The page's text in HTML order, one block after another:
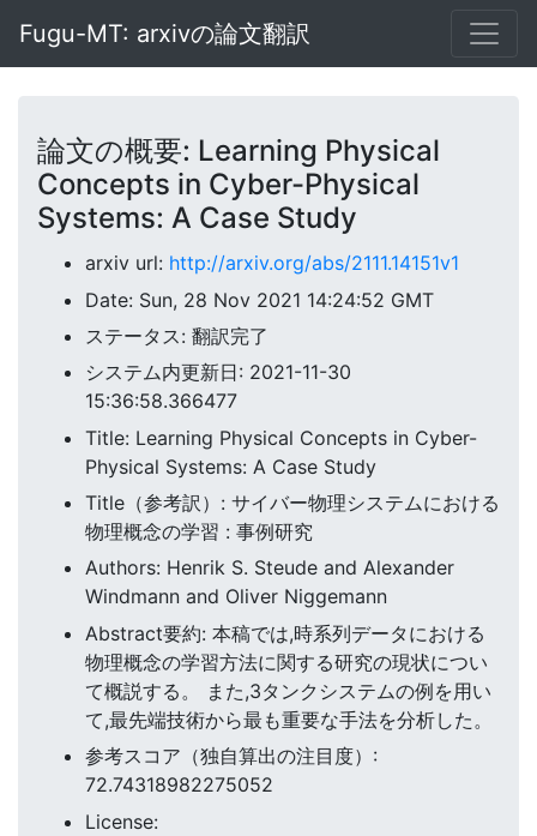
Fugu-MT: arxivの論文翻訳
論文の概要: Learning Physical
Concepts in Cyber-Physical
Systems: A Case Study
arxiv url: http://arxiv.org/abs/2111.14151v1
Date: Sun, 28 Nov 2021 14:24:52 GMT
ステータス: 翻訳完了
システム内更新日: 2021-11-30
15:36:58.366477
Title: Learning Physical Concepts in Cyber-
Physical Systems: A Case Study
Title（参考訳）: サイバー物理システムにおける
物理概念の学習 : 事例研究
Authors: Henrik S. Steude and Alexander
Windmann and Oliver Niggemann
Abstract要約: 本稿では,時系列データにおける
物理概念の学習方法に関する研究の現状につい
て概説する。 また,3タンクシステムの例を用い
て,最先端技術から最も重要な手法を分析した。
参考スコア（独自算出の注目度）:
72.74318982275052
License: